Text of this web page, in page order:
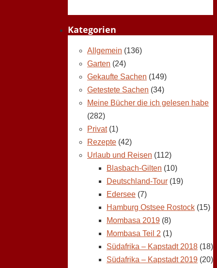
Kategorien
Allgemein (136)
Garten (24)
Gekaufte Sachen (149)
Getestete Sachen (34)
Meine Bücher die ich gelesen habe
(282)
Privat(1)
Rezepte (42)
Urlaub und Reisen (112)
Blasbach-Gilten (10)
Deutschland-Tour (19)
Edersee (7)
Hamburg Ostsee Rostock (15)
Mombasa 2019 (8)
Mombasa Teil 2 (1)
Südafrika – Kapstadt 2018 (18)
Südafrika – Kapstadt 2019 (20)